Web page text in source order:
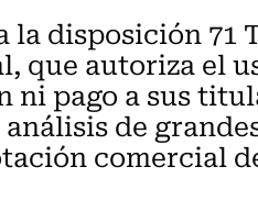
disposición 71
que autoriza el
ni pago a sus
de
comercial